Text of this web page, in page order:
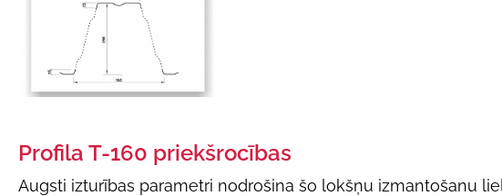
Profila T-160 priekšrocības
Augsti izturības parametri nodrošina šo lokšņu izmantošanu